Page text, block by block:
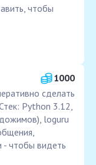
чтобы
1000
сделать
Python 3.12,
loguru
- чтобы видеть